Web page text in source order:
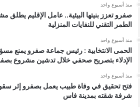
منذ أسبوع واحد
صفرو تعزز بنيتها البيئية.. عامل الإقليم يطلق
الطمر التقني للنفايات المنزلية
منذ أسبوع واحد
الحمى الانتخابية : رئيس جماعة صفرو يمنع
الإدلاء بتصريح صحفي خلال تدشين مشروع
منذ أسبوع واحد
فتح تحقيق في وفاة طبيب يعمل بصفرو إثر
شرفة شقته بمدينة فاس